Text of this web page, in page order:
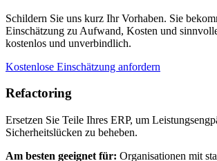
Schildern Sie uns kurz Ihr Vorhaben. Sie
Einschätzung zu Aufwand, Kosten und
kostenlos und unverbindlich.
Kostenlose Einschätzung anfordern
Refactoring
Ersetzen Sie Teile Ihres ERP, um
Sicherheitslücken zu beheben.
Am besten geeignet für: Organisationen mit